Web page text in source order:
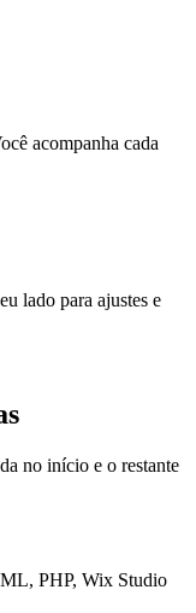
acompanha cada
lado para ajustes e
no início e o restante
PHP, Wix Studio